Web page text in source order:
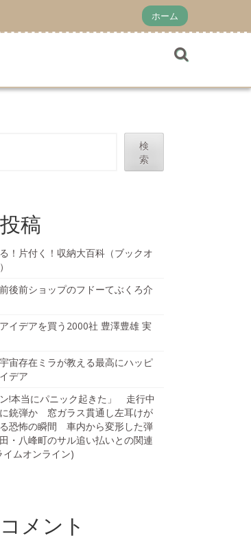
ホーム
検
索
稿
！片付く！収納大百科（ブックオ
後前ショップのフドーてぶくろ介
アイデアを買う2000社 豊澤豊雄 実
宙存在ミラが教える最高にハッピ
デア
ン!本当にパニック起きた」 走行中
銃弾か 窓ガラス貫通し左耳けが
恐怖の瞬間 車内から変形した弾
・八峰町のサル追い払いとの関連
ムオンライン)
メント